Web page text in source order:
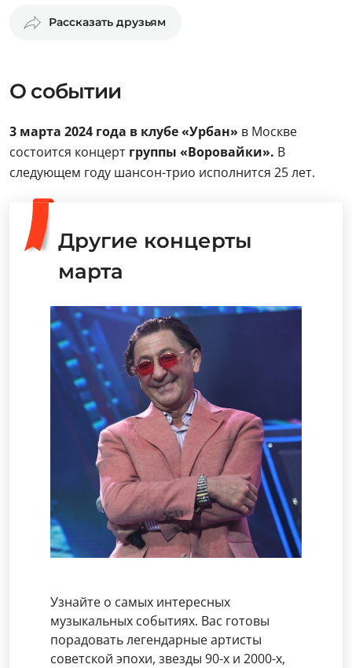
Рассказать друзьям
О событии
3 марта 2024 года в клубе «Урбан» в Москве
состоится концерт группы «Воровайки». В
следующем году шансон-трио исполнится 25 лет.
Другие концерты
марта
Узнайте о самых интересных
музыкальных событиях. Вас готовы
порадовать легендарные артисты
советской эпохи, звезды 90-х и 2000-х,